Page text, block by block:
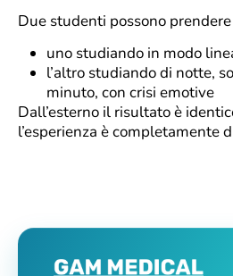
Due studenti possono
uno studiando in modo
l’altro studiando di notte,
minuto, con crisi emotive
Dall’esterno il risultato è
l’esperienza è completamente